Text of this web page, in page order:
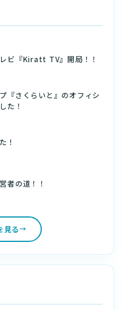
ビ『Kiratt TV』開局！！
『さくらいと』のオフィシ
た！
！
者の道！！
見る